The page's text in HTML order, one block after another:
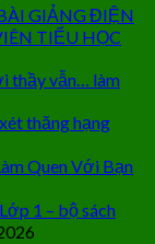
GIẢNG ĐIỆN
TIỂU HỌC
thầy vẫn… làm
thăng hạng
Quen Với Bạn
1 – bộ sách